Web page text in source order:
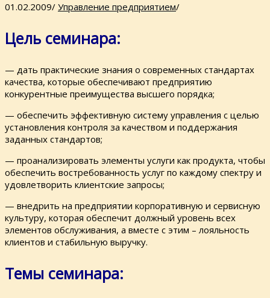
01.02.2009/ Управление предприятием/
Цель семинара:
— дать практические знания о современных стандартах
качества, которые обеспечивают предприятию
конкурентные преимущества высшего порядка;
— обеспечить эффективную систему управления с целью
установления контроля за качеством и поддержания
заданных стандартов;
— проанализировать элементы услуги как продукта, чтобы
обеспечить востребованность услуг по каждому спектру и
удовлетворить клиентские запросы;
— внедрить на предприятии корпоративную и сервисную
культуру, которая обеспечит должный уровень всех
элементов обслуживания, а вместе с этим – лояльность
клиентов и стабильную выручку.
Темы семинара: